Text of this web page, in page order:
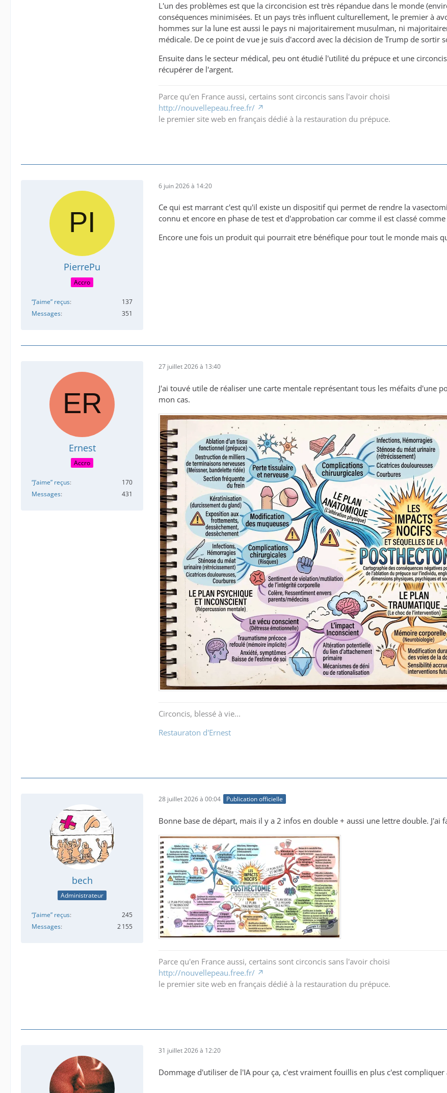
L'un des problèmes est que la circoncision est très répandue dans le monde
conséquences minimisées. Et un pays très influent culturellement, le premier à
hommes sur la lune est aussi le pays ni majoritairement musulman, ni
médicale. De ce point de vue je suis d'accord avec la décision de Trump de sortir
Ensuite dans le secteur médical, peu ont étudié l'utilité du prépuce et une
récupérer de l'argent.
Parce qu'en France aussi, certains sont circoncis sans l'avoir choisi
http://nouvellepeau.free.fr/
le premier site web en français dédié à la restauration du prépuce.
PierrePu
Accro
“J’aime” reçus
137
Messages
351
6 juin 2026 à 14:20
Ce qui est marrant c'est qu'il existe un dispositif qui permet de rendre la
connu et encore en phase de test et d'approbation car comme il est classé
Encore une fois un produit qui pourrait etre bénéfique pour tout le monde mais
Ernest
Accro
“J’aime” reçus
170
Messages
431
27 juillet 2026 à 13:40
J'ai touvé utile de réaliser une carte mentale représentant tous les méfaits d'une
mon cas.
Circoncis, blessé à vie...
Restauraton d'Ernest
bech
Administrateur
“J’aime” reçus
245
Messages
2 155
28 juillet 2026 à 00:04 Publication officielle
Bonne base de départ, mais il y a 2 infos en double + aussi une lettre double. J'ai
Parce qu'en France aussi, certains sont circoncis sans l'avoir choisi
http://nouvellepeau.free.fr/
le premier site web en français dédié à la restauration du prépuce.
31 juillet 2026 à 12:20
Dommage d'utiliser de l'IA pour ça, c'est vraiment fouillis en plus c'est